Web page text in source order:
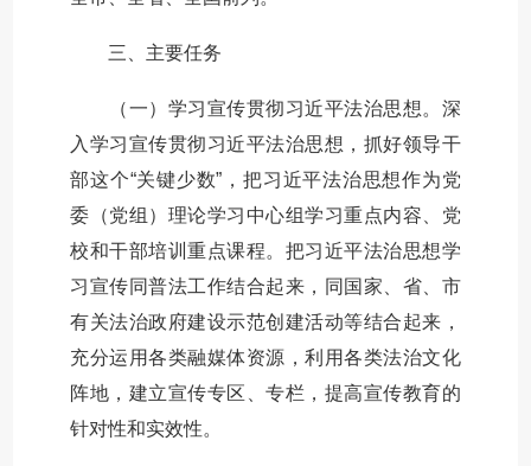
三、主要任务
（一）学习宣传贯彻习近平法治思想。深
入学习宣传贯彻习近平法治思想，抓好领导干
部这个“关键少数”，把习近平法治思想作为党
委（党组）理论学习中心组学习重点内容、党
校和干部培训重点课程。把习近平法治思想学
习宣传同普法工作结合起来，同国家、省、市
有关法治政府建设示范创建活动等结合起来，
充分运用各类融媒体资源，利用各类法治文化
阵地，建立宣传专区、专栏，提高宣传教育的
针对性和实效性。